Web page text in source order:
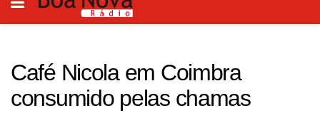
Café Nicola em Coimbra
consumido pelas chamas